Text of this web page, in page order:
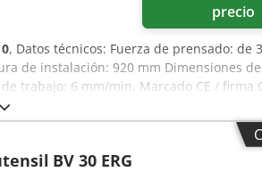
precio
, Datos técnicos: Fuerza de prensado: de
de instalación: 920 mm Dimensiones
trabajo: 6 mm/min. Marcado CE / firma
x 2200 x 2550 mm Peso: aprox. 4
uso El vendedor no se hace responsable
en cuanto a apariencia, técnica y
usadas se venden sin garantía alguna.
BV 30 ERG